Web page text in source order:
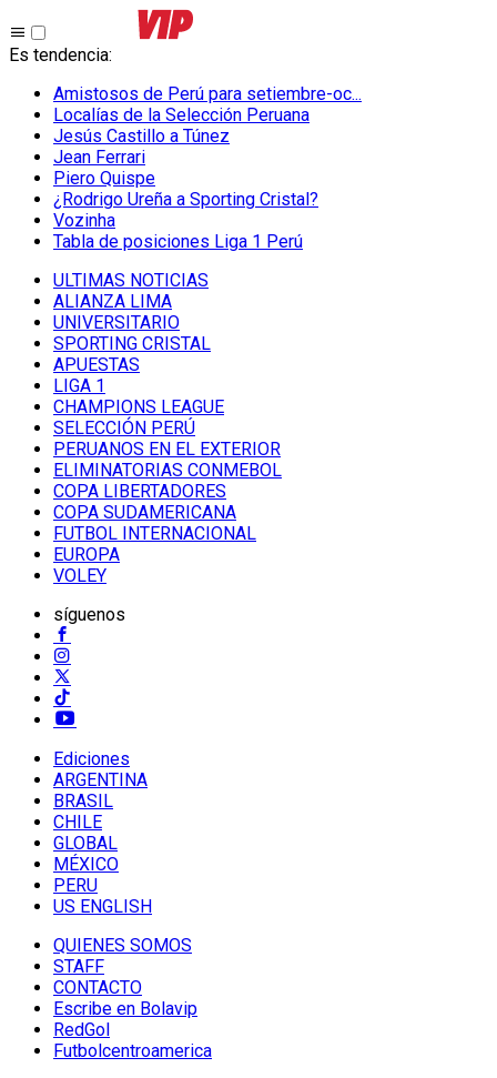
Es tendencia:
Amistosos de Perú para setiembre-oc...
Localías de la Selección Peruana
Jesús Castillo a Túnez
Jean Ferrari
Piero Quispe
¿Rodrigo Ureña a Sporting Cristal?
Vozinha
Tabla de posiciones Liga 1 Perú
ULTIMAS NOTICIAS
ALIANZA LIMA
UNIVERSITARIO
SPORTING CRISTAL
APUESTAS
LIGA 1
CHAMPIONS LEAGUE
SELECCIÓN PERÚ
PERUANOS EN EL EXTERIOR
ELIMINATORIAS CONMEBOL
COPA LIBERTADORES
COPA SUDAMERICANA
FUTBOL INTERNACIONAL
EUROPA
VOLEY
síguenos
Ediciones
ARGENTINA
BRASIL
CHILE
GLOBAL
MÉXICO
PERU
US ENGLISH
QUIENES SOMOS
STAFF
CONTACTO
Escribe en Bolavip
RedGol
Futbolcentroamerica